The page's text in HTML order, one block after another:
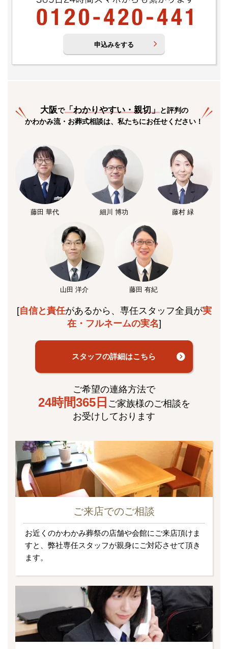
申込みをする
大阪で「わかりやすい・親切」と評判の
かわかみ流・お葬式相談は、私たちにお任せください！
藤田 華代 細川 博功 藤村 緑
山田 洋介 藤田 有紀
[自信と責任があるから、専任スタッフ全員が実
在・フルネームの実名]
スタッフの詳細はこちら
ご希望の連絡方法で
24時間365日 ご家族様のご相談を
お受けしております
ご来店でのご相談
お近くのかわかみ葬祭の店舗や会館にご来店頂けま
すと、弊社専任スタッフが親身にご対応させて頂き
ます。